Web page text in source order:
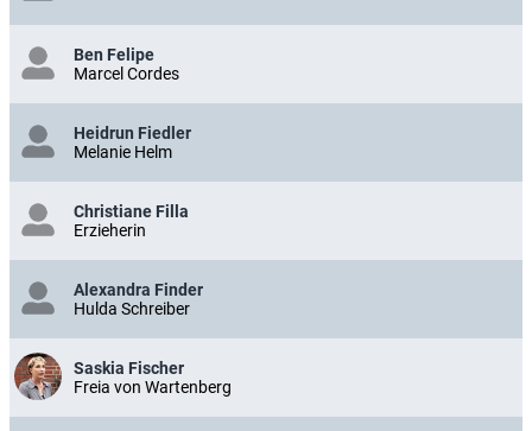
Ben Felipe
Marcel Cordes
Heidrun Fiedler
Melanie Helm
Christiane Filla
Erzieherin
Alexandra Finder
Hulda Schreiber
Saskia Fischer
Freia von Wartenberg